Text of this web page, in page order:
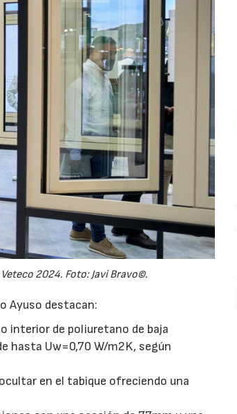
2024. Foto: Javi Bravo©.
Ayuso destacan:
interior de poliuretano de baja
hasta Uw=0,70 W/m2K, según
en el tabique ofreciendo una
2026 21/07/2026